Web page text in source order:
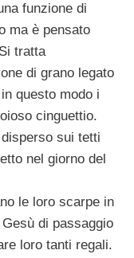
funzione di
ma è pensato
tratta
di grano legato
questo modo i
cinguettio.
sui tetti
nel giorno del
le loro scarpe in
di passaggio
loro tanti regali.